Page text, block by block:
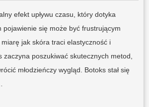
efekt upływu czasu, który dotyka
pojawienie się może być frustrującym
jak skóra traci elastyczność i
zaczyna poszukiwać skutecznych metod,
młodzieńczy wygląd. Botoks stał się